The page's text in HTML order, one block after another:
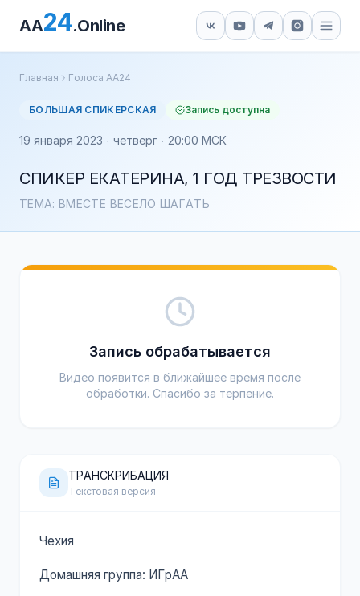
AA24.Online
Главная Голоса АА24
БОЛЬШАЯ СПИКЕРСКАЯ Запись доступна
19 января 2023 · четверг · 20:00 МСК
СПИКЕР ЕКАТЕРИНА, 1 ГОД ТРЕЗВОСТИ
ТЕМА: ВМЕСТЕ ВЕСЕЛО ШАГАТЬ
Запись обрабатывается
Видео появится в ближайшее время после
обработки. Спасибо за терпение.
ТРАНСКРИБАЦИЯ
Текстовая версия
Чехия
Домашняя группа: ИГрАА